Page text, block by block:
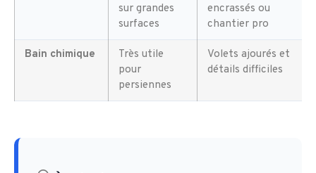
sur grandes
surfaces
encrassés ou
chantier pro
Bain chimique
Très utile
pour
persiennes
Volets ajourés et
détails difficiles